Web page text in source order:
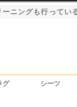
ニングも行ってい
グ シーツ